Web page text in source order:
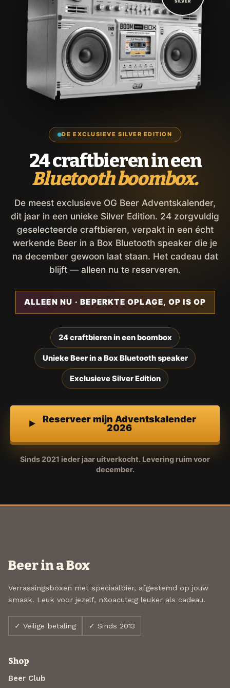
DE EXCLUSIEVE SILVER EDITION
24 craftbieren in een
Bluetooth boombox.
De meest exclusieve OG Beer Adventskalender,
dit jaar in een unieke Silver Edition. 24 zorgvuldig
geselecteerde craftbieren, verpakt in een écht
werkende Beer in a Box Bluetooth speaker die je
na december gewoon laat staan. Het cadeau dat
blijft — alleen nu te reserveren.
ALLEEN NU · BEPERKTE OPLAGE, OP IS OP
24 craftbieren in een boombox
Unieke Beer in a Box Bluetooth speaker
Exclusieve Silver Edition
Reserveer mijn Adventskalender
2026
Sinds 2021 ieder jaar uitverkocht. Levering ruim voor
december.
Beer in a Box
Verrassingsboxen met speciaalbier, afgestemd op jouw
smaak. Leuk voor jezelf, n&oacute;g leuker als cadeau.
✓ Veilige betaling ✓ Sinds 2013
Shop
Beer Club